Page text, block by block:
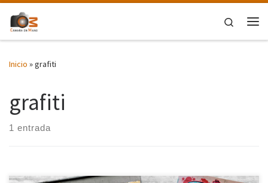
Saltar al contenido
Search
Inicio »grafiti
grafiti
1 entrada